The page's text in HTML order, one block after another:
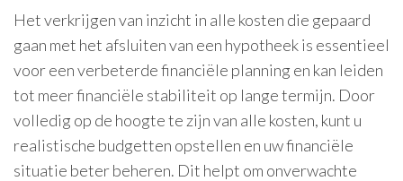
Het verkrijgen van inzicht in alle kosten die gepaard
gaan met het afsluiten van een hypotheek is essentieel
voor een verbeterde financiële planning en kan leiden
tot meer financiële stabiliteit op lange termijn. Door
volledig op de hoogte te zijn van alle kosten, kunt u
realistische budgetten opstellen en uw financiële
situatie beter beheren. Dit helpt om onverwachte